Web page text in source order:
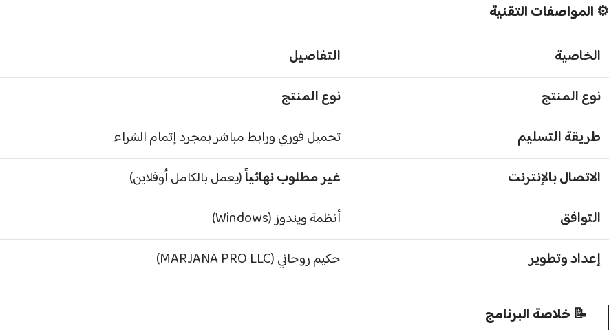
⚙️ المواصفات التقنية
الخاصية
التفاصيل
نوع المنتج
نوع المنتج
طريقة التسليم
تحميل فوري ورابط مباشر بمجرد إتمام الشراء
الاتصال بالإنترنت
غير مطلوب نهائياً(يعمل بالكامل أوفلاين)
التوافق
أنظمة ويندوز (Windows)
إعداد وتطوير
حكيم روحاني (MARJANA PRO LLC)
📝 خلاصة البرنامج